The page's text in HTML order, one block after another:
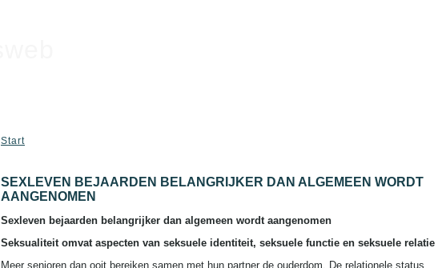
Start
SEXLEVEN BEJAARDEN BELANGRIJKER DAN ALGEMEEN WORDT
AANGENOMEN
Sexleven bejaarden belangrijker dan algemeen wordt aangenomen
Seksualiteit omvat aspecten van seksuele identiteit, seksuele functie en seksuele relatie
Meer senioren dan ooit bereiken samen met hun partner de ouderdom. De relationele status